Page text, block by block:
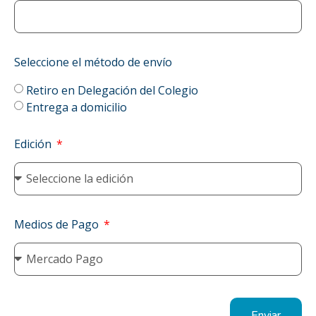
Seleccione el método de envío
Retiro en Delegación del Colegio
Entrega a domicilio
Edición
Medios de Pago